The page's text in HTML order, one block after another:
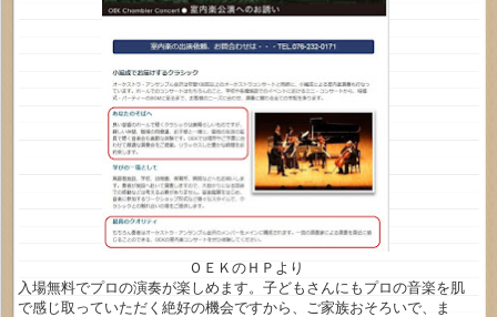
ＯＥＫのＨＰより
入場無料でプロの演奏が楽しめます。子どもさんにもプロの音楽を肌
で感じ取っていただく絶好の機会ですから、ご家族おそろいで、ま